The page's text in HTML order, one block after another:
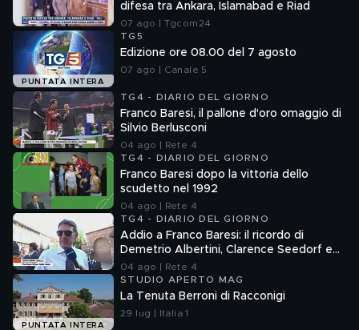
difesa tra Ankara, Islamabad e Riad
07 ago | Tgcom24
PUNTATA INTERA
TG5
Edizione ore 08.00 del 7 agosto
07 ago | Canale 5
TG4 - DIARIO DEL GIORNO
Franco Baresi, il pallone d'oro omaggio di
Silvio Berlusconi
04 ago | Rete 4
TG4 - DIARIO DEL GIORNO
Franco Baresi dopo la vittoria dello
scudetto nel 1992
04 ago | Rete 4
TG4 - DIARIO DEL GIORNO
Addio a Franco Baresi: il ricordo di
Demetrio Albertini, Clarence Seedorf e
Giovanni Galli
04 ago | Rete 4
PUNTATA INTERA
STUDIO APERTO MAG
La Tenuta Berroni di Racconigi
29 lug | Italia 1